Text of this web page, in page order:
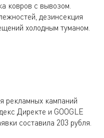
ковров с вывозом.
дезинсекция
холодным туманом.
рекламных кампаний
Директе и GOOGLE
составила 203 рубля.